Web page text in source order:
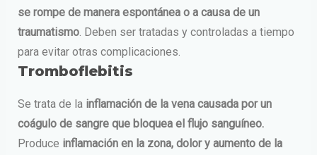
se rompe de manera espontánea o a causa de un
traumatismo. Deben ser tratadas y controladas a tiempo
para evitar otras complicaciones.
Tromboflebitis
Se trata de la inflamación de la vena causada por un
coágulo de sangre que bloquea el flujo sanguíneo.
Produce inflamación en la zona, dolor y aumento de la